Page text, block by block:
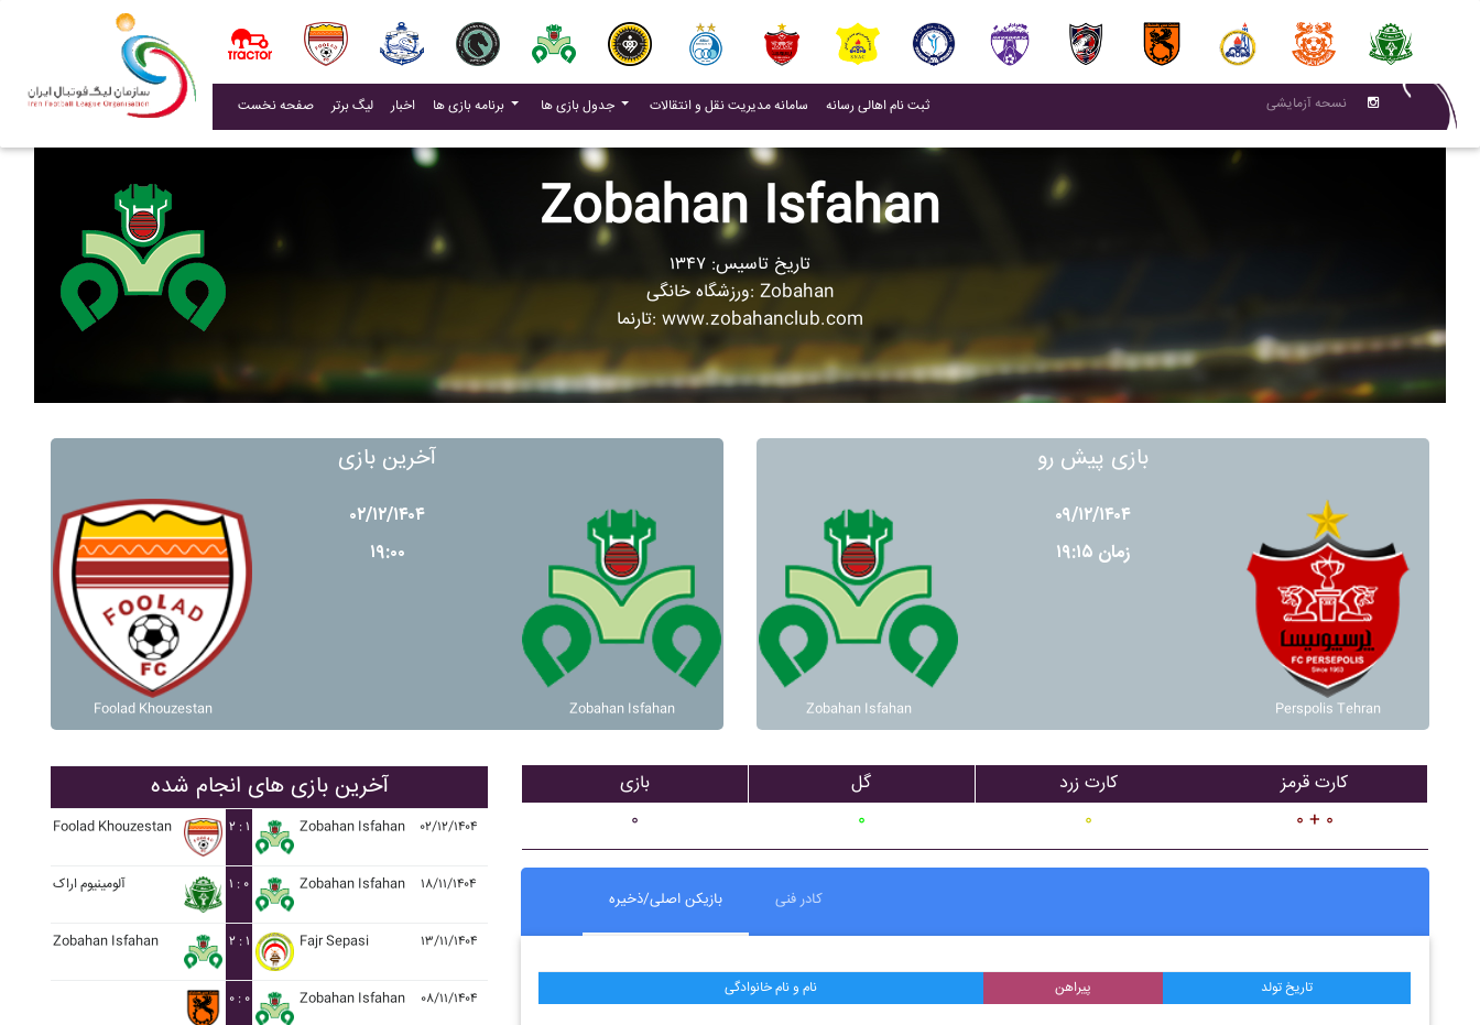
صفحه نخست لیگ برتر اخبار(current) برنامه بازی ها جدول بازی ها سامانه مدیریت نقل و انتقالات (current)
ثبت نام اهالی رسانه(current) نسحه آزمایشی
Zobahan Isfahan
تاریخ تاسیس: ۱۳۴۷
ورزشگاه خانگی: Zobahan
تارنما: www.zobahanclub.com
آخرین بازی
Foolad Khouzestan
۰۲/۱۲/۱۴۰۴
۱۹:۰۰
Zobahan Isfahan
بازی پیش رو
Zobahan Isfahan
۰۹/۱۲/۱۴۰۴
زمان ۱۹:۱۵
Perspolis Tehran
آخرین بازی های انجام شده
Foolad Khouzestan ۲ : ۱ Zobahan Isfahan ۰۲/۱۲/۱۴۰۴
آلومينيوم اراک ۱ : ۰ Zobahan Isfahan ۱۸/۱۱/۱۴۰۴
Zobahan Isfahan ۲ : ۱ Fajr Sepasi ۱۳/۱۱/۱۴۰۴
۰ : ۰ Zobahan Isfahan ۰۸/۱۱/۱۴۰۴
بازی
۰
گل
۰
کارت زرد
۰
کارت قرمز
۰ + ۰
بازیکن اصلی/ذخیره کادر فنی
نام و نام خانوادگی پیراهن تاریخ تولد